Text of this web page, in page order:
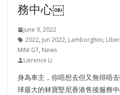
務中心￼
June 9, 2022
2022, Jun 2022, Lamborghini,
MINI GT, News
Lierence Li
身為車主，你唔想去但又無得唔
球最大的林寶堅尼香港售後服務